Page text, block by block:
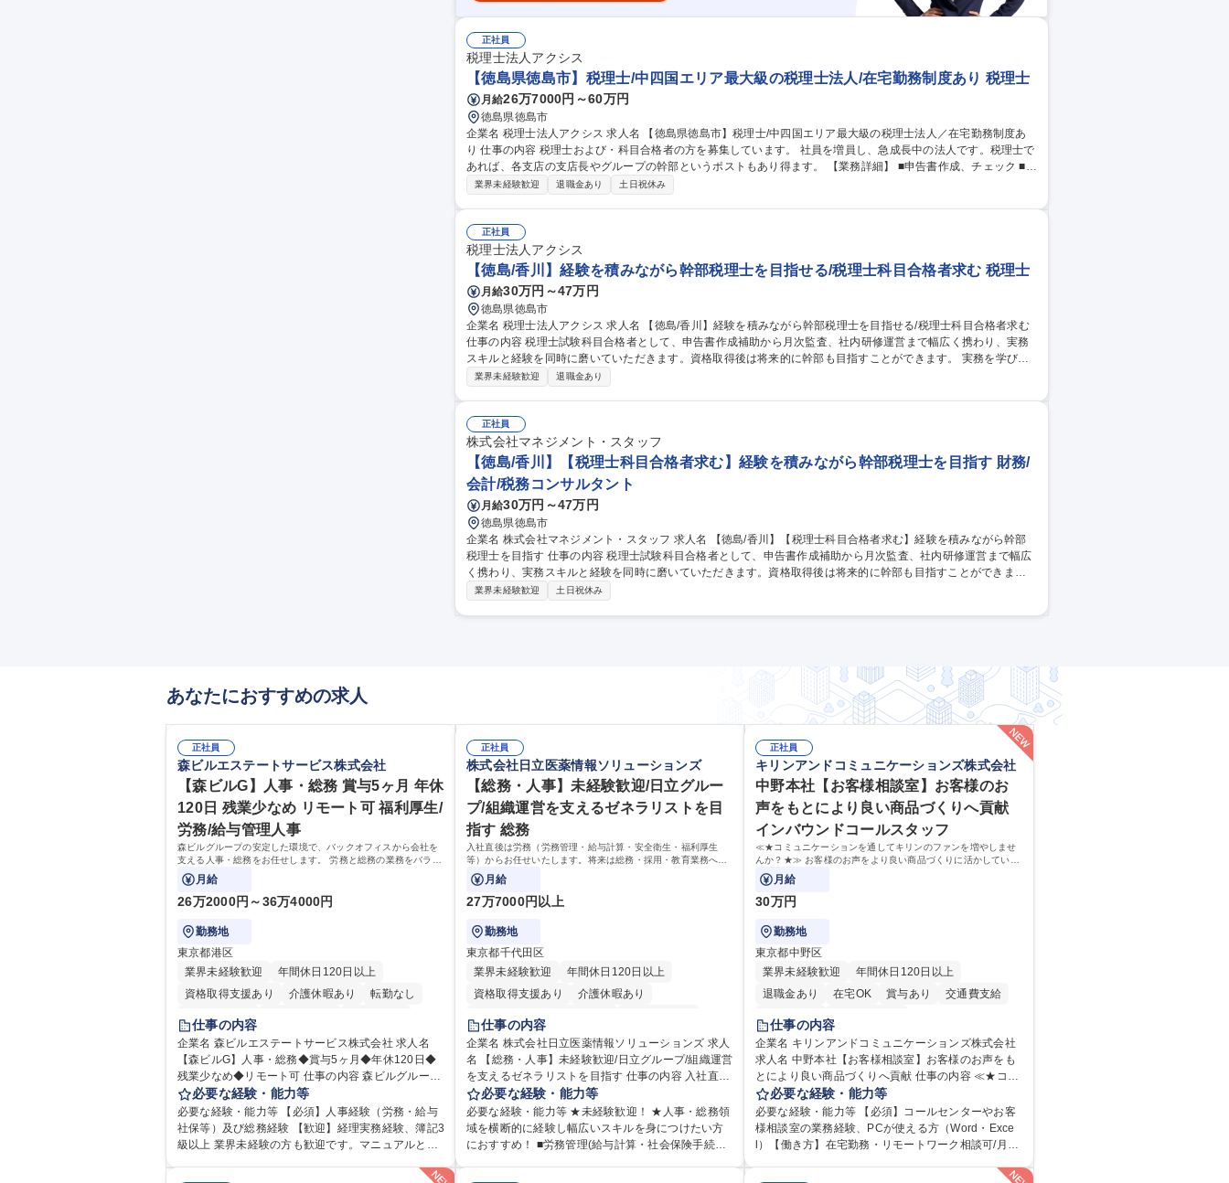
正社員
税理士法人アクシス
【徳島県徳島市】税理士/中四国エリア最大級の税理士法人/在宅勤務制度あり 税理士
月給26万7000円～60万円
徳島県徳島市
企業名 税理士法人アクシス 求人名 【徳島県徳島市】税理士/中四国エリア最大級の税理士法人／在宅勤務制度あ
り 仕事の内容 税理士および・科目合格者の方を募集しています。 社員を増員し、急成長中の法人です。税理士で
あれば、各支店の支店長やグループの幹部というポストもあり得ます。 【業務詳細】 ■申告書作成、チェック ■法
人決算・個人決算業務 ■月次データ入力・チェック ■月次監査 ■社内研修、社外でのセミナー講師 ■各種コンサル
職種 【徳島県徳島市】税理士/中四国エリア最大級の税理士法人／在宅勤務制度あり
業界未経験歓迎 退職金あり 土日祝休み
正社員
税理士法人アクシス
【徳島/香川】経験を積みながら幹部税理士を目指せる/税理士科目合格者求む 税理士
月給30万円～47万円
徳島県徳島市
企業名 税理士法人アクシス 求人名 【徳島/香川】経験を積みながら幹部税理士を目指せる/税理士科目合格者求む
仕事の内容 税理士試験科目合格者として、申告書作成補助から月次監査、社内研修運営まで幅広く携わり、実務
スキルと経験を同時に磨いていただきます。資格取得後は将来的に幹部も目指すことができます。 実務を学びな
がら、将来の税理士資格取得をバックアップ。 - 申告書作成補助／月次データ入力・チェック - 月次監査補助／帳
る/税理士科目合格者求む
業界未経験歓迎 退職金あり
正社員
株式会社マネジメント・スタッフ
【徳島/香川】【税理士科目合格者求む】経験を積みながら幹部税理士を目指す 財務/
会計/税務コンサルタント
月給30万円～47万円
徳島県徳島市
企業名 株式会社マネジメント・スタッフ 求人名 【徳島/香川】【税理士科目合格者求む】経験を積みながら幹部
税理士を目指す 仕事の内容 税理士試験科目合格者として、申告書作成補助から月次監査、社内研修運営まで幅広
く携わり、実務スキルと経験を同時に磨いていただきます。資格取得後は将来的に幹部も目指すことができま
す。 実務を学びながら、将来の税理士資格取得をバックアップ。 - 申告書作成補助／月次データ入力・チェック -
業界未経験歓迎 土日祝休み
あなたにおすすめの求人
正社員
森ビルエステートサービス株式会社
【森ビルG】人事・総務 賞与5ヶ月 年休
120日 残業少なめ リモート可 福利厚生/
労務/給与管理人事
森ビルグループの安定した環境で、バックオフィスから会社を
支える人事・総務をお任せします。 労務と総務の業務をバラン
スよく担当し、ゆくゆくは制度改定などのコア業務にも挑戦で
きる、やりがいある環境です。
月給
26万2000円～36万4000円
勤務地
東京都港区
業界未経験歓迎
年間休日120日以上
資格取得支援あり
介護休暇あり
転勤なし
未経験者歓迎
退職金あり
在宅OK 賞与あり
育休あり
完全週休2日制
交通費支給
長期歓迎
駅近5分以内
土日祝休み
仕事の内容
企業名 森ビルエステートサービス株式会社 求人名
【森ビルG】人事・総務◆賞与5ヶ月◆年休120日◆
残業少なめ◆リモート可 仕事の内容 森ビルグループ
の安定した環境で、バックオフィスから会社を支え
る人事・総務をお任せします。 労務と総務の業務を
バランスよく担当し、ゆくゆくは制度改定などのコ
ア業務にも挑戦できる、やりがいある環境です。 ■勤
労務管理全般 ■入退社手続き、社内規定の改定や人事
必要な経験・能力等
必要な経験・能力等 【必須】人事経験（労務・給与
社保等）及び総務経験 【歓迎】経理実務経験、簿記3
級以上 業界未経験の方も歓迎です。マニュアルと部
正社員
株式会社日立医薬情報ソリューションズ
【総務・人事】未経験歓迎/日立グルー
プ/組織運営を支えるゼネラリストを目
指す 総務
入社直後は労務（労務管理・給与計算・安全衛生・福利厚生
等）からお任せいたします。将来は総務・採用・教育業務へ守
備範囲を広げ、組織運営を支えるゼネラリストをめざせます。
月給
27万7000円以上
勤務地
東京都千代田区
業界未経験歓迎
年間休日120日以上
資格取得支援あり
介護休暇あり
月平均残業時間20時間以内
住宅手当あり
時短勤務あり
退職金あり
在宅OK
賞与あり 育休あり
完全週休2日制
交通費支給
土日祝休み 寮・社宅あり
仕事の内容
企業名 株式会社日立医薬情報ソリューションズ 求人
名 【総務・人事】未経験歓迎/日立グループ/組織運営
を支えるゼネラリストを目指す 仕事の内容 入社直後
は労務（労務管理・給与計算・安全衛生・福利厚生
等）からお任せいたします。将来は総務・採用・教
育業務へ守備範囲を広げ、組織運営を支えるゼネラ
リストをめざせます。 ・初期業務：労働時間管理、
必要な経験・能力等
必要な経験・能力等 ★未経験歓迎！ ★人事・総務領
域を横断的に経験し幅広いスキルを身につけたい方
におすすめ！ ■労務管理(給与計算・社会保険手続
正社員
キリンアンドコミュニケーションズ株式会社
中野本社【お客様相談室】お客様のお
声をもとにより良い商品づくりへ貢献
インバウンドコールスタッフ
≪★コミュニケーションを通してキリンのファンを増やしませ
んか？★≫ お客様のお声をより良い商品づくりに活かしていく
上で、窓口となるお客様相談室でのお仕事です。
月給
30万円
勤務地
東京都中野区
業界未経験歓迎
年間休日120日以上
退職金あり
在宅OK 賞与あり
交通費支給
土日祝休み
仕事の内容
企業名 キリンアンドコミュニケーションズ株式会社
求人名 中野本社【お客様相談室】お客様のお声をも
とにより良い商品づくりへ貢献 仕事の内容 ≪★コミ
ュニケーションを通してキリンのファンを増やしま
せんか？★≫ お客様のお声をより良い商品づくりに
活かしていく上で、窓口となるお客様相談室でのお
仕事です。 日々お客様からいただくキリングループ
からの声に迅速かつ誠意をもって対応、情報提供す
必要な経験・能力等
必要な経験・能力等 【必須】コールセンターやお客
様相談室の業務経験、PCが使える方（Word・Exce
l）【働き方】在宅勤務・リモートワーク相談可/月平
月は電話対応のOJTを中心に実施し、電話対応に慣れ